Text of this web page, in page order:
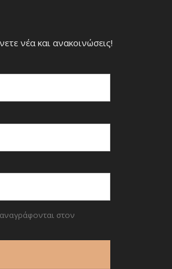
νέα και ανακοινώσεις!
στον